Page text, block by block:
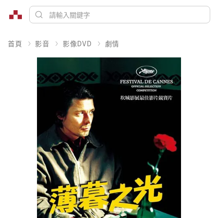
首頁 影音 影像DVD 劇情